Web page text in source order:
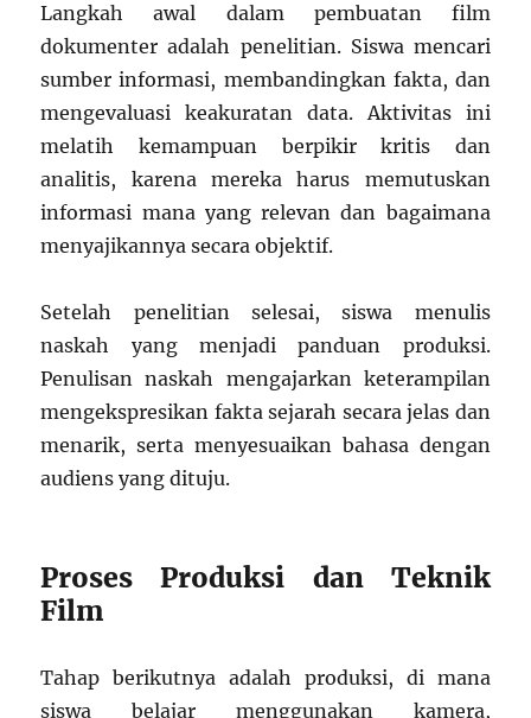
Langkah awal dalam pembuatan film
dokumenter adalah penelitian. Siswa mencari
sumber informasi, membandingkan fakta, dan
mengevaluasi keakuratan data. Aktivitas ini
melatih kemampuan berpikir kritis dan
analitis, karena mereka harus memutuskan
informasi mana yang relevan dan bagaimana
menyajikannya secara objektif.
Setelah penelitian selesai, siswa menulis
naskah yang menjadi panduan produksi.
Penulisan naskah mengajarkan keterampilan
mengekspresikan fakta sejarah secara jelas dan
menarik, serta menyesuaikan bahasa dengan
audiens yang dituju.
Proses Produksi dan Teknik
Film
Tahap berikutnya adalah produksi, di mana
siswa belajar menggunakan kamera,